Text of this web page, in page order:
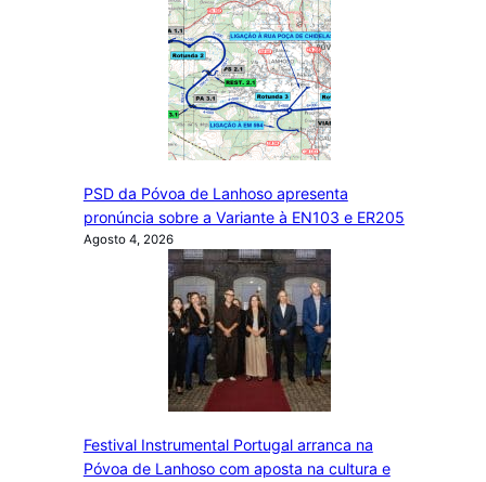
PSD da Póvoa de Lanhoso apresenta
pronúncia sobre a Variante à EN103 e ER205
Agosto 4, 2026
Festival Instrumental Portugal arranca na
Póvoa de Lanhoso com aposta na cultura e